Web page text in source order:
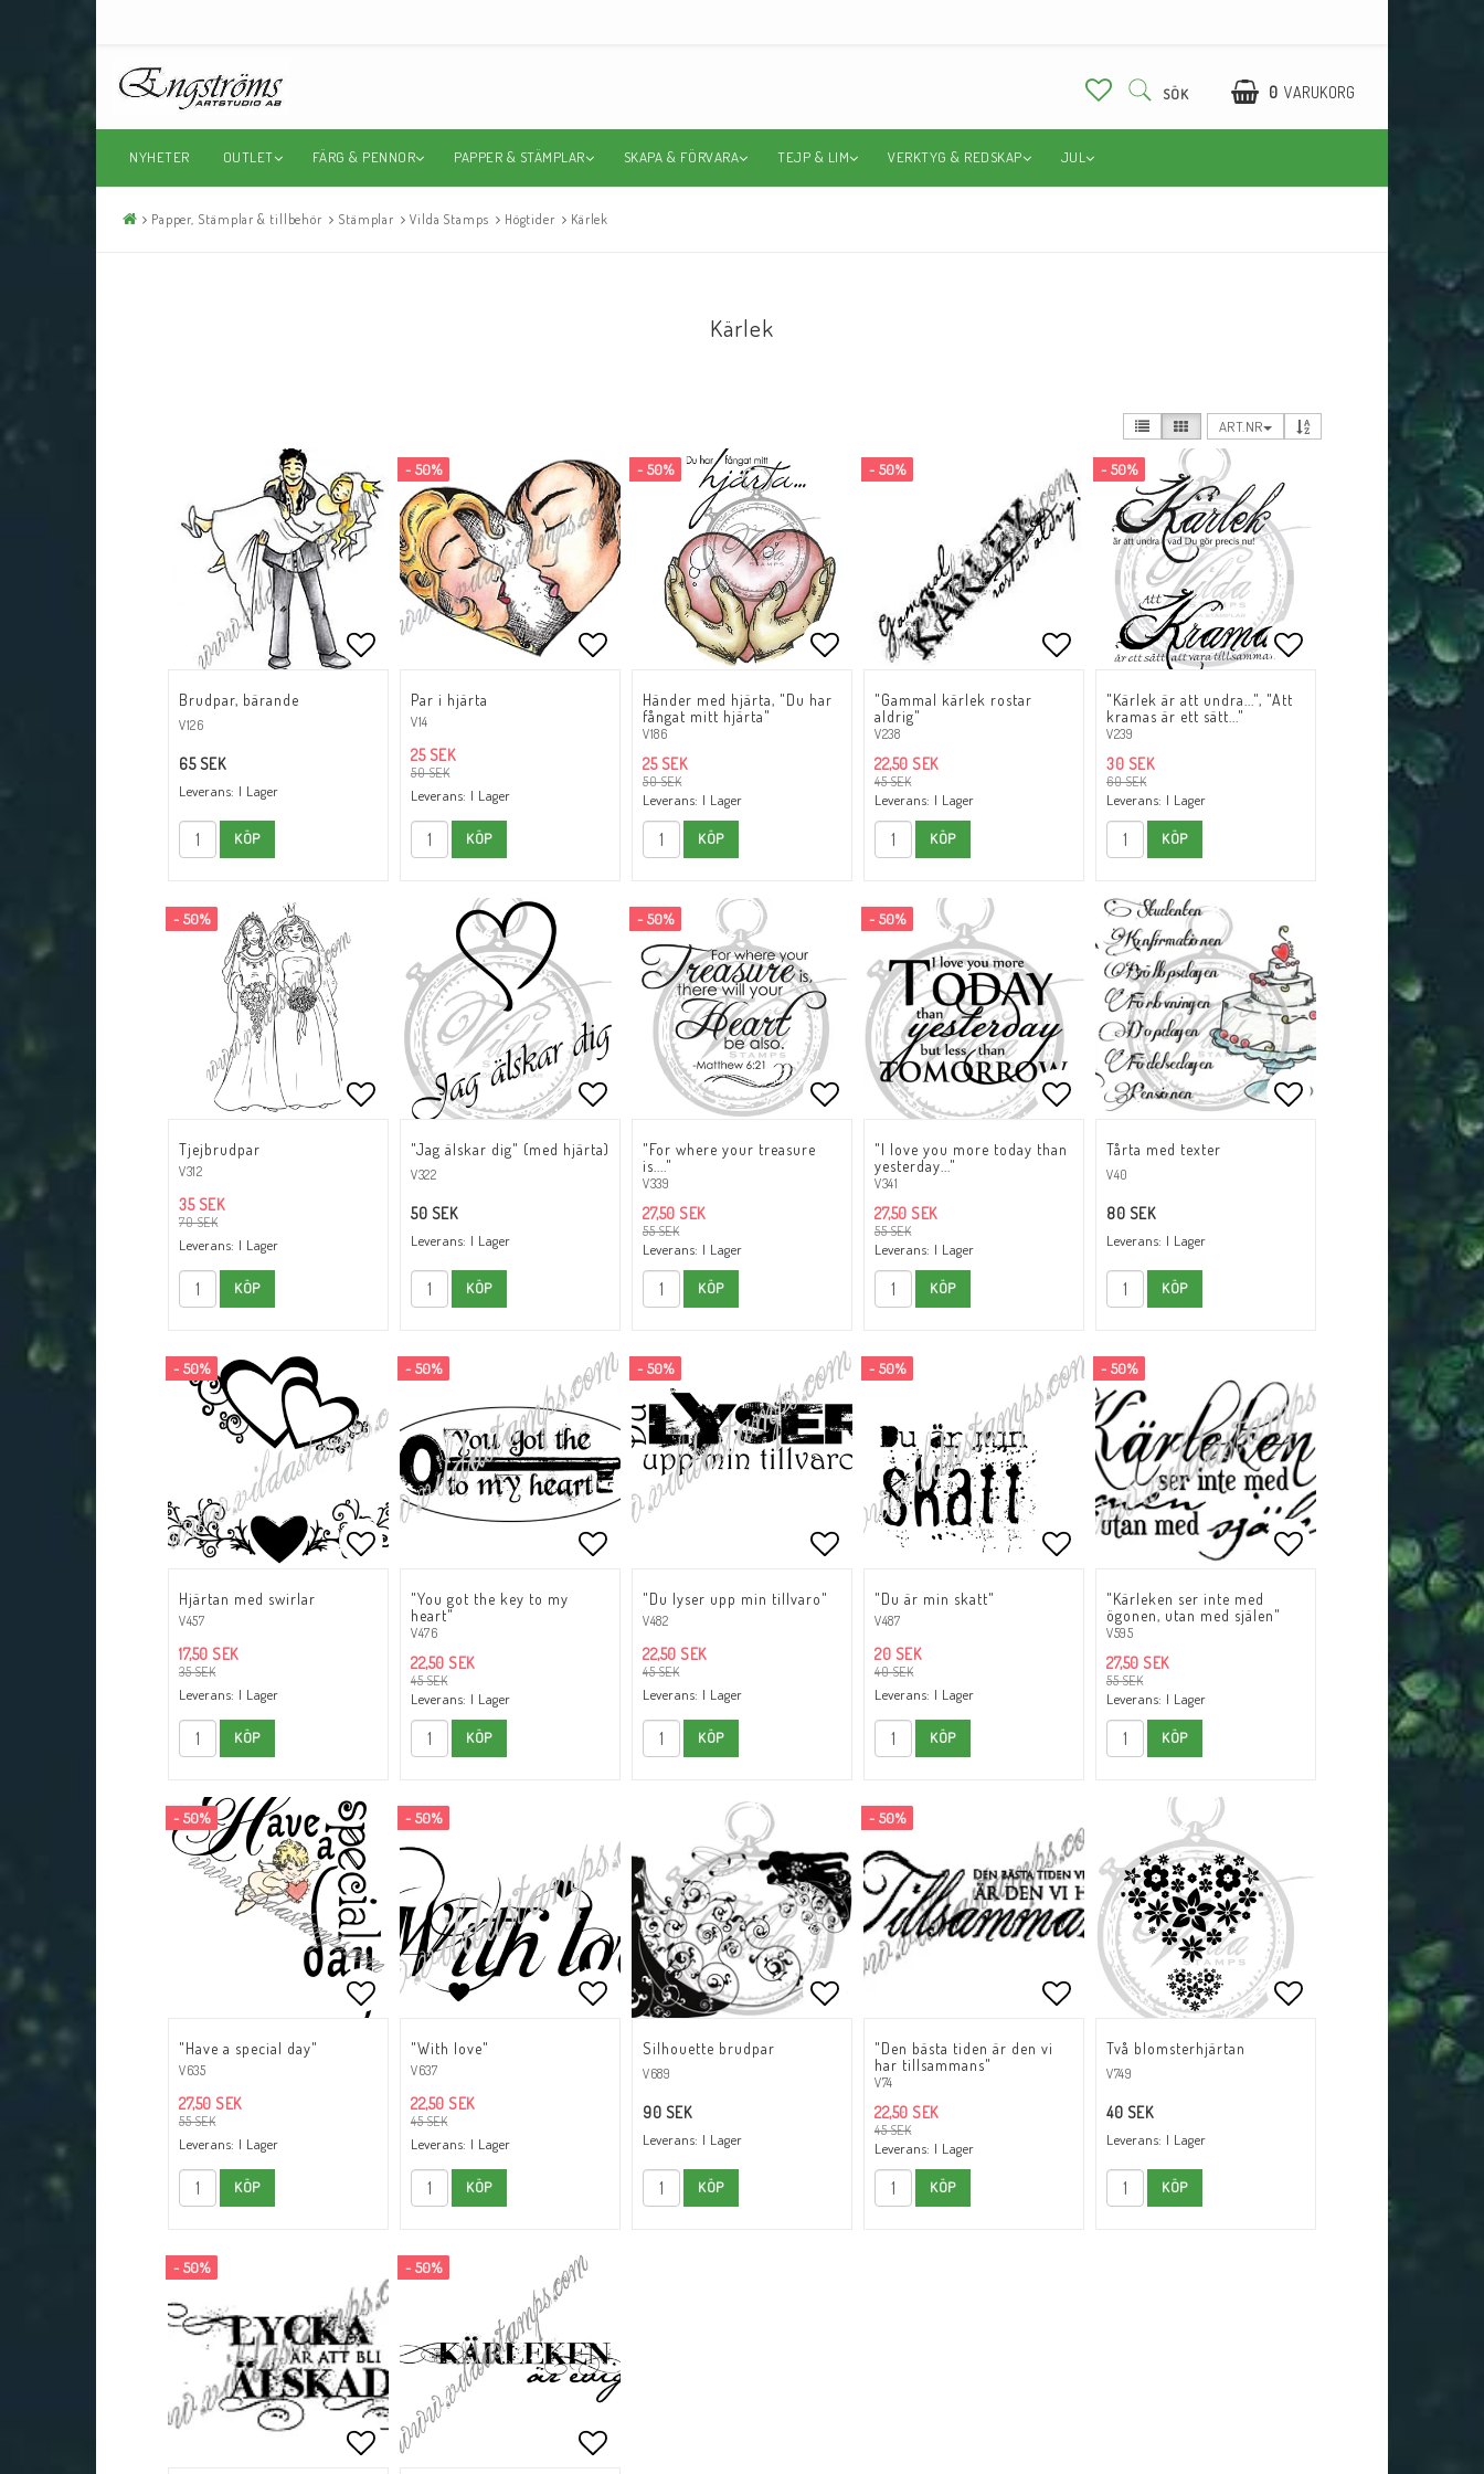
0 VARUKORG
SÖK
NYHETER OUTLET FÄRG & PENNOR PAPPER & STÄMPLAR SKAPA & FÖRVARA TEJP & LIM VERKTYG & REDSKAP JUL
Papper, Stämplar & tillbehör Stämplar Vilda Stamps Högtider Kärlek
Kärlek
ART.NR
Lägg till i favoritlistan
Brudpar, bärande
V126
65 SEK
Leverans: I Lager
KÖP
- 50%
Lägg till i favoritlistan
Par i hjärta
V14
50 SEK
25 SEK
Leverans: I Lager
KÖP
- 50%
Lägg till i favoritlistan
Händer med hjärta, "Du har
fångat mitt hjärta"
V186
50 SEK
25 SEK
Leverans: I Lager
KÖP
- 50%
Lägg till i favoritlistan
"Gammal kärlek rostar
aldrig"
V238
45 SEK
22,50 SEK
Leverans: I Lager
KÖP
- 50%
Lägg till i
"Kärlek är att undra...", "Att
kramas är ett sätt..."
V239
60 SEK
30 SEK
Leverans: I Lager
KÖP
- 50%
Lägg till i favoritlistan
Tjejbrudpar
V312
70 SEK
35 SEK
Leverans: I Lager
KÖP
Lägg till i favoritlistan
"Jag älskar dig" (med hjärta)
V322
50 SEK
Leverans: I Lager
KÖP
- 50%
Lägg till i favoritlistan
"For where your treasure
is...."
V339
55 SEK
27,50 SEK
Leverans: I Lager
KÖP
- 50%
Lägg till i favoritlistan
"I love you more today than
yesterday..."
V341
55 SEK
27,50 SEK
Leverans: I Lager
KÖP
Lägg till i
Tårta med texter
V40
80 SEK
Leverans: I Lager
KÖP
- 50%
Lägg till i favoritlistan
Hjärtan med swirlar
V457
35 SEK
17,50 SEK
Leverans: I Lager
KÖP
- 50%
Lägg till i favoritlistan
"You got the key to my
heart"
V476
45 SEK
22,50 SEK
Leverans: I Lager
KÖP
- 50%
Lägg till i favoritlistan
"Du lyser upp min tillvaro"
V482
45 SEK
22,50 SEK
Leverans: I Lager
KÖP
- 50%
Lägg till i favoritlistan
"Du är min skatt"
V487
40 SEK
20 SEK
Leverans: I Lager
KÖP
- 50%
Lägg till i
"Kärleken ser inte med
ögonen, utan med själen"
V595
55 SEK
27,50 SEK
Leverans: I Lager
KÖP
- 50%
Lägg till i favoritlistan
"Have a special day"
V635
55 SEK
27,50 SEK
Leverans: I Lager
KÖP
- 50%
Lägg till i favoritlistan
"With love"
V637
45 SEK
22,50 SEK
Leverans: I Lager
KÖP
Lägg till i favoritlistan
Lägg till i favoritlistan
Silhouette brudpar
V689
90 SEK
Leverans: I Lager
KÖP
- 50%
Lägg till i favoritlistan
"Den bästa tiden är den vi
har tillsammans"
V74
45 SEK
22,50 SEK
Leverans: I Lager
KÖP
Lägg till i
Två blomsterhjärtan
V749
40 SEK
Leverans: I Lager
KÖP
- 50% - 50%